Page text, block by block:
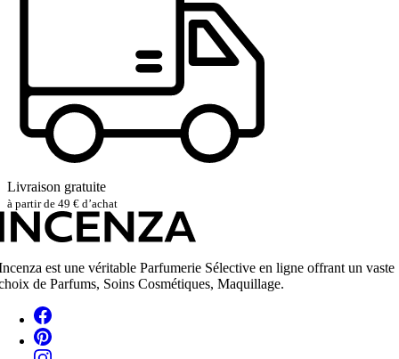
Livraison gratuite
à partir de 49 € d’achat
est une véritable Parfumerie Sélective en ligne offrant un vaste
de Parfums, Soins Cosmétiques, Maquillage.